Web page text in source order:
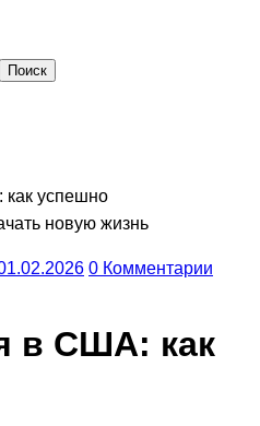
успешно
новую жизнь
0 Комментарии
в США: как